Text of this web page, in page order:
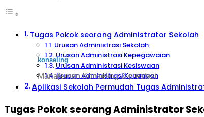
konseling
Manajemen Konseling & prestasi
Tugas Pokok seorang Administrator Sekolah
Urusan Administrasi Sekolah
Urusan Administrasi Kepegawaian
Urusan Administrasi Kesiswaan
Urusan Administrasi Keuangan
Aplikasi Sekolah Permudah Tugas
Tugas Pokok seorang Administrator